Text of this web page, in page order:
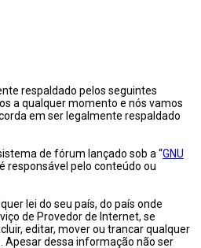
respaldado pelos seguintes
a qualquer momento e nós vamos
em ser legalmente respaldado
de fórum lançado sob a “GNU
responsável pelo conteúdo ou
lei do seu país, do país onde
de Provedor de Internet, se
editar, mover ou trancar qualquer
Apesar dessa informação não ser